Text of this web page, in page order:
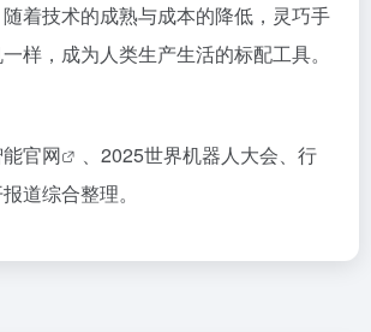
着技术的成熟与成本的降低，灵巧手
样，成为人类生产生活的标配工具。
官网
、2025世界机器人大会、行
道综合整理。